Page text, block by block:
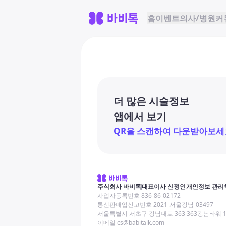
홈이벤트의사/병원커
더 많은 시술정보
앱에서 보기
QR을 스캔하여 다운받아보세
주식회사 바비톡대표이사 신정인개인정보 관리
사업자등록번호 836-86-02172
통신판매업신고번호 2021-서울강남-03497
서울특별시 서초구 강남대로 363 363강남타워
이메일 cs@babitalk.com